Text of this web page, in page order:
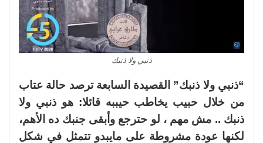
ذنبي ولا ذنبك
“ذنبي ولا ذنبك” القصيدة السابعة ترصد حالة عتاب
من خلال حبيب يخاطب حيببه قائلا: هو ذنبي ولا
ذنبك .. مش مهم ، لو حترجع وأبقى جنبك ده الأهم،
لكنها عودة مشروطة على مايبدو تتمثل في شكل